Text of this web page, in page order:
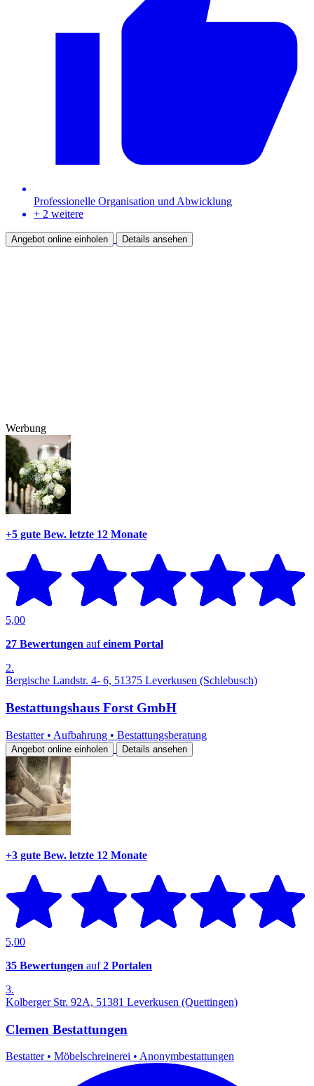
Professionelle Organisation und Abwicklung
+ 2 weitere
Angebot online einholen Details ansehen
Werbung
+5 gute Bew. letzte 12 Monate
5,00
27 Bewertungen aufeinem Portal
2.
Bergische Landstr. 4- 6, 51375 Leverkusen (Schlebusch)
Bestattungshaus Forst GmbH
Bestatter • Aufbahrung • Bestattungsberatung
Angebot online einholen Details ansehen
+3 gute Bew. letzte 12 Monate
5,00
35 Bewertungen auf2 Portalen
3.
Kolberger Str. 92A, 51381 Leverkusen (Quettingen)
Clemen Bestattungen
Bestatter • Möbelschreinerei • Anonymbestattungen